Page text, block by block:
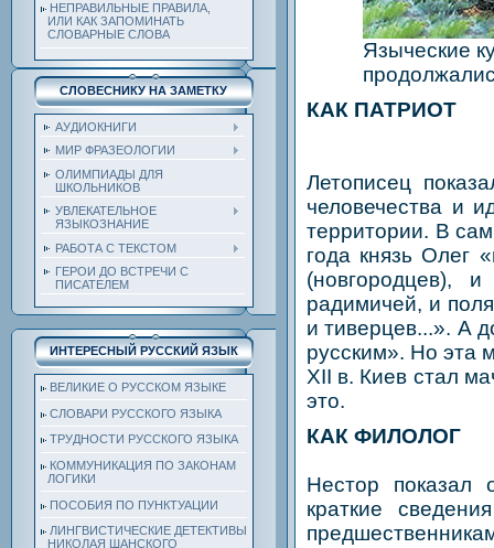
НЕПРАВИЛЬНЫЕ ПРАВИЛА,
ИЛИ КАК ЗАПОМИНАТЬ
СЛОВАРНЫЕ СЛОВА
СЛОВЕСНИКУ НА ЗАМЕТКУ
АУДИОКНИГИ
МИР ФРАЗЕОЛОГИИ
ОЛИМПИАДЫ ДЛЯ
ШКОЛЬНИКОВ
УВЛЕКАТЕЛЬНОЕ
ЯЗЫКОЗНАНИЕ
РАБОТА С ТЕКСТОМ
ГЕРОИ ДО ВСТРЕЧИ С
ПИСАТЕЛЕМ
ИНТЕРЕСНЫЙ РУССКИЙ ЯЗЫК
ВЕЛИКИЕ О РУССКОМ ЯЗЫКЕ
СЛОВАРИ РУССКОГО ЯЗЫКА
ТРУДНОСТИ РУССКОГО ЯЗЫКА
КОММУНИКАЦИЯ ПО ЗАКОНАМ
ЛОГИКИ
ПОСОБИЯ ПО ПУНКТУАЦИИ
ЛИНГВИСТИЧЕСКИЕ ДЕТЕКТИВЫ
НИКОЛАЯ ШАНСКОГО
Языческие
КАК ПАТРИОТ
Летописец
человечества и
территории. В
года князь Олег
(новгородцев),
радимичей, и
и тиверцев...». А
русским». Но эта
XII в. Киев стал
это.
КАК ФИЛОЛОГ
Нестор показал
краткие